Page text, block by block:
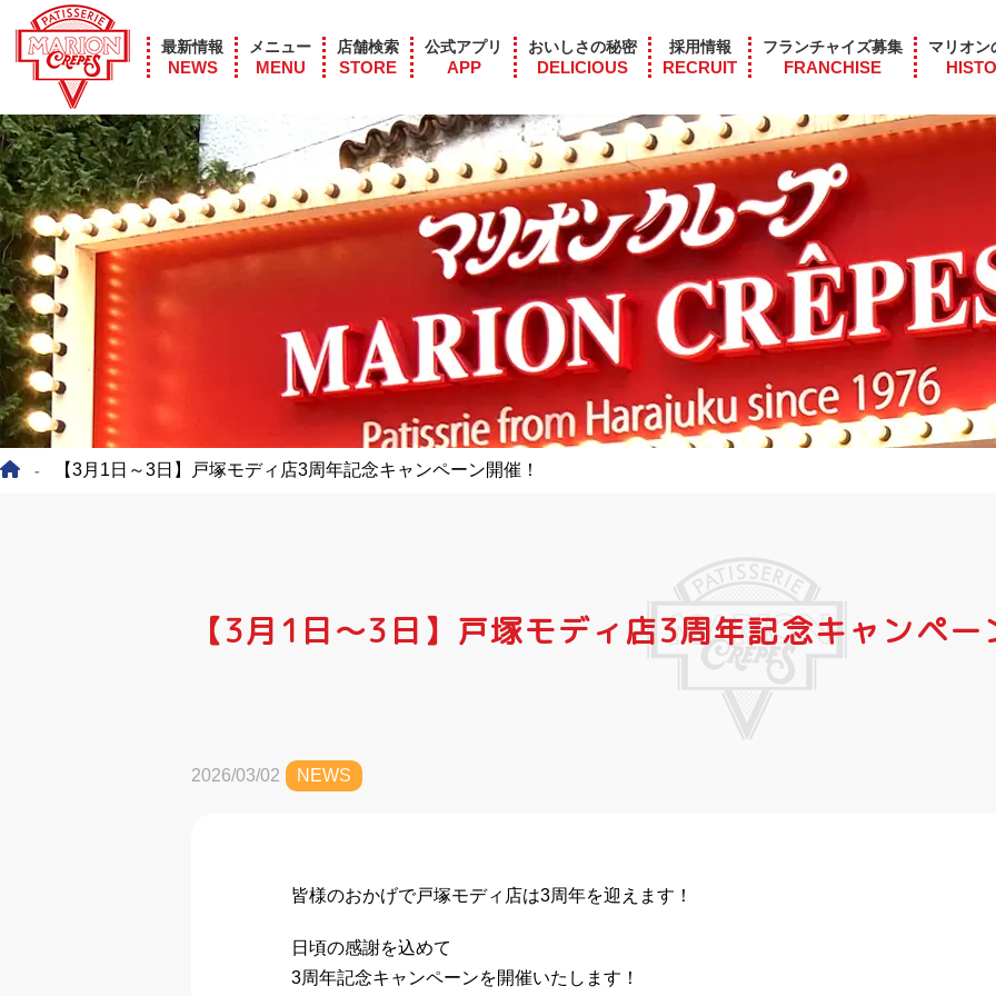
最新情報
NEWS
メニュー
MENU
店舗検索
STORE
公式アプリ
APP
おいしさの秘密
DELICIOUS
採用情報
RECRUIT
フランチャイズ募集
FRANCHISE
マリオン
- 【3月1日～3日】戸塚モディ店3周年記念キャンペーン開催！
【3月1日～3日】戸塚モディ店3周年記念キャンペー
2026/03/02 NEWS
皆様のおかげで戸塚モディ店は3周年を迎えます！
日頃の感謝を込めて
3周年記念キャンペーンを開催いたします！